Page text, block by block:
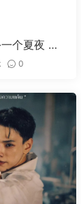
次付费全站免
箱验证码：
）
卡号卡密：
取教程
不
，刷新下页面
本网站大部
务必阅读「点
请在获取会
个夏夜 어
0